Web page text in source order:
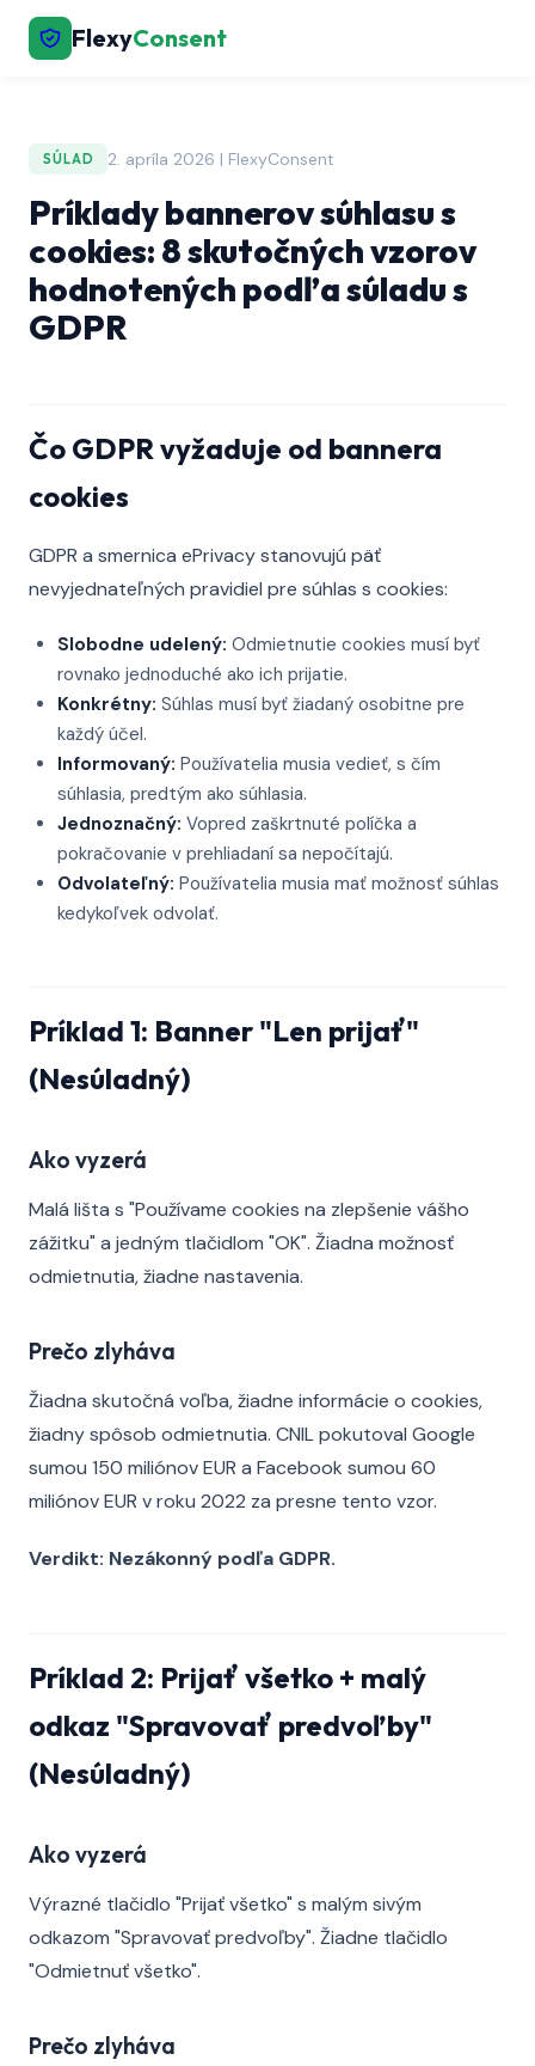
FlexyConsent
SÚLAD 2. apríla 2026 | FlexyConsent
Príklady bannerov súhlasu s
cookies: 8 skutočných vzorov
hodnotených podľa súladu s
GDPR
Čo GDPR vyžaduje od bannera
cookies
GDPR a smernica ePrivacy stanovujú päť
nevyjednateľných pravidiel pre súhlas s cookies:
Slobodne udelený: Odmietnutie cookies musí byť
rovnako jednoduché ako ich prijatie.
Konkrétny: Súhlas musí byť žiadaný osobitne pre
každý účel.
Informovaný: Používatelia musia vedieť, s čím
súhlasia, predtým ako súhlasia.
Jednoznačný: Vopred zaškrtnuté políčka a
pokračovanie v prehliadaní sa nepočítajú.
Odvolateľný: Používatelia musia mať možnosť súhlas
kedykoľvek odvolať.
Príklad 1: Banner "Len prijať"
(Nesúladný)
Ako vyzerá
Malá lišta s "Používame cookies na zlepšenie vášho
zážitku" a jedným tlačidlom "OK". Žiadna možnosť
odmietnutia, žiadne nastavenia.
Prečo zlyháva
Žiadna skutočná voľba, žiadne informácie o cookies,
žiadny spôsob odmietnutia. CNIL pokutoval Google
sumou 150 miliónov EUR a Facebook sumou 60
miliónov EUR v roku 2022 za presne tento vzor.
Verdikt: Nezákonný podľa GDPR.
Príklad 2: Prijať všetko + malý
odkaz "Spravovať predvoľby"
(Nesúladný)
Ako vyzerá
Výrazné tlačidlo "Prijať všetko" s malým sivým
odkazom "Spravovať predvoľby". Žiadne tlačidlo
"Odmietnuť všetko".
Prečo zlyháva